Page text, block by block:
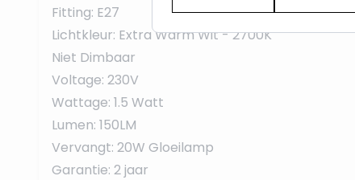
Fitting: E27
Lichtkleur: Extra Warm Wit - 2700K
Niet Dimbaar
Voltage: 230V
Wattage: 1.5 Watt
Lumen: 150LM
Vervangt: 20W Gloeilamp
Garantie: 2 jaar